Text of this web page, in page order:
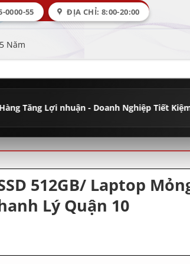
0000-55 ĐỊA CHỈ: 8:00-20:00
Năm
- Doanh Nghiệp Tiết Kiệm Chi Phí•Đầy
512GB/ Laptop
Lý Quận 10